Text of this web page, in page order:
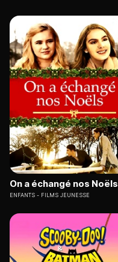
On a échangé nos Noëls
ENFANTS FILMS JEUNESSE